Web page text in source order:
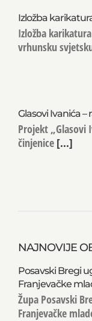
Izložba
Izložba
vrhunsku
Glasovi Ivanića –
Projekt „Glasovi
činjenice [...]
NAJNOVIJE
Posavski Bregi
Franjevačke
Župa Posavski
Franjevačke